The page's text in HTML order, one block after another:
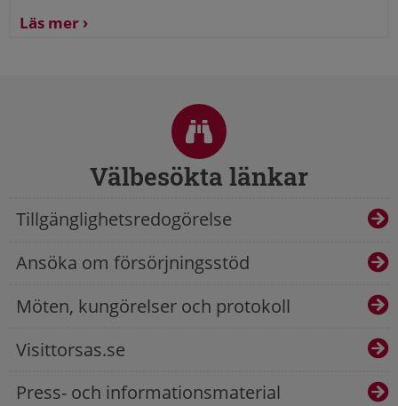
Läs mer
Välbesökta länkar
Tillgänglighetsredogörelse
Ansöka om försörjningsstöd
Möten, kungörelser och protokoll
Visittorsas.se
Press- och informationsmaterial